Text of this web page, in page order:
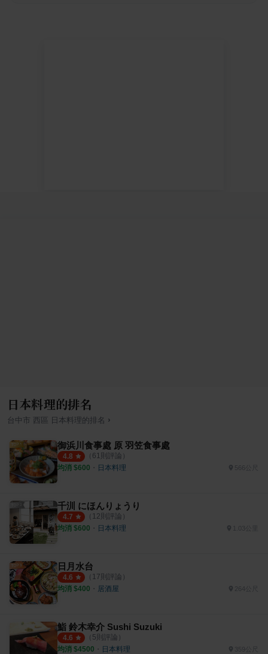
日本料理的排名
台中市 西區 日本料理 的排名 ›
御浜川食事處 原 羽笠食事處
4.8 （ 61則評論）
均消 $600 ・ 日本料理 566公尺
千汌 にほんりょうり
4.7 （ 12則評論）
均消 $600 ・ 日本料理 1.03公里
日月水台
4.6 （ 17則評論）
均消 $400 ・ 居酒屋 264公尺
鮨 鈴木幸介 Sushi Suzuki
4.6 （ 5則評論）
均消 $4500 ・ 日本料理 359公尺